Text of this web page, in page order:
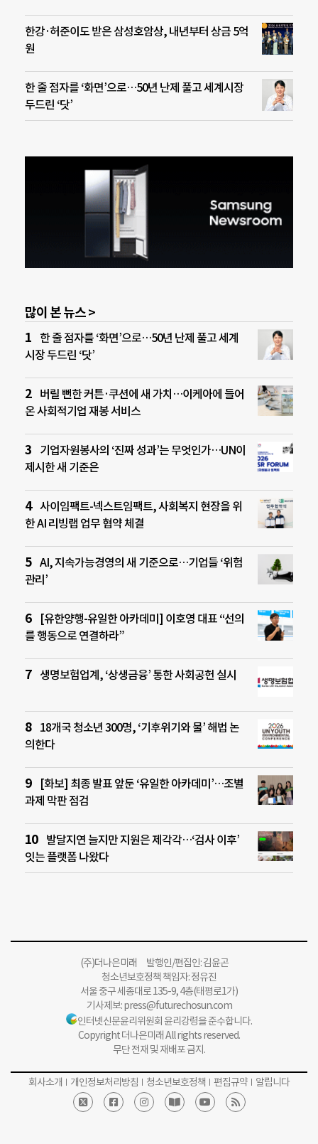
한강·허준이도 받은 삼성호암상, 내년부터 상금 5억
원
한 줄 점자를 ‘화면’으로…50년 난제 풀고 세계시장
두드린 ‘닷’
많이 본 뉴스 >
한 줄 점자를 ‘화면’으로…50년 난제 풀고 세계
시장 두드린 ‘닷’
버릴 뻔한 커튼·쿠션에 새 가치…이케아에 들어
온 사회적기업 재봉 서비스
기업자원봉사의 ‘진짜 성과’는 무엇인가…UN이
제시한 새 기준은
사이임팩트-넥스트임팩트, 사회복지 현장을 위
한 AI 리빙랩 업무 협약 체결
AI, 지속가능경영의 새 기준으로…기업들 ‘위험
관리’
[유한양행-유일한 아카데미] 이호영 대표 “선의
를 행동으로 연결하라”
생명보험업계, ‘상생금융’ 통한 사회공헌 실시
18개국 청소년 300명, ‘기후위기와 물’ 해법 논
의한다
[화보] 최종 발표 앞둔 ‘유일한 아카데미’…조별
과제 막판 점검
발달지연 늘지만 지원은 제각각…‘검사 이후’
잇는 플랫폼 나왔다
(주)더나은미래 발행인/편집인: 김윤곤
청소년보호정책 책임자: 정유진
서울 중구 세종대로 135-9, 4층(태평로1가)
기사제보:press@futurechosun.com
인터넷신문윤리위원회 윤리강령을 준수합니다.
Copyright 더나은미래 All rights reserved.
무단 전재 및 재배포 금지.
회사소개 개인정보처리방침 청소년보호정책 편집규약 알립니다